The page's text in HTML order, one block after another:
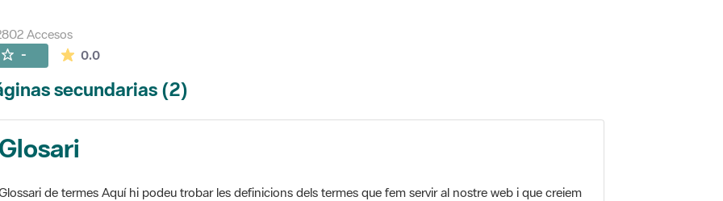
Accesos
- 0.0La valoración media es de 0 estrellas de 5.
secundarias (2)
Glosari
de termes Aquí hi podeu trobar les definicions dels termes que fem servir al nostre web i que creiem